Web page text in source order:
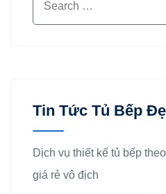
Tin Tức Tủ Bếp
Dịch vụ thiết kế tủ bếp
giá rẻ vô địch